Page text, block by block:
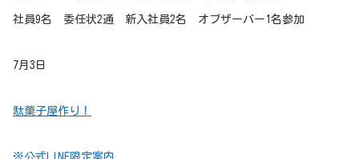
社員9名 委任状2通 新入社員2名 オブザーバー1名参加
7月3日
駄菓子屋作り！
※公式LINE限定案内